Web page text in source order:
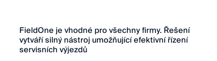
FieldOne je vhodné pro všechny firmy. Řešení
vytváří silný nástroj umožňující efektivní řízení
servisních výjezdů